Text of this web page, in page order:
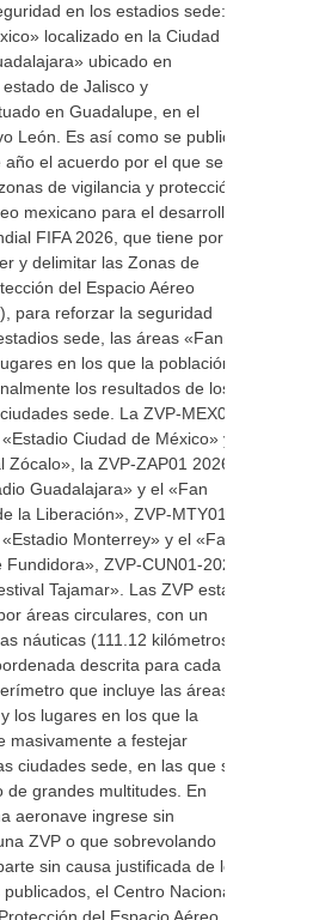
en los estadios sede:
localizado en la Ciudad
ubicado en
de Jalisco y
en Guadalupe, en el
León. Es así como se publicó
año el acuerdo por el que se
de vigilancia y protección
mexicano para el desarrollo
FIFA 2026, que tiene por
y delimitar las Zonas de
del Espacio Aéreo
para reforzar la seguridad
sede, las áreas «Fan
en los que la población
los resultados de los
sede. La ZVP-MEX01-
Ciudad de México» y
Zócalo», la ZVP-ZAP01 2026
Guadalajara» y el «Fan
la Liberación», ZVP-MTY01-
Monterrey» y el «Fan
ZVP-CUN01-2026
Tajamar». Las ZVP están
áreas circulares, con un
náuticas (111.12 kilómetros)
descrita para cada
que incluye las áreas
los lugares en los que la
masivamente a festejar
ciudades sede, en las que se
de grandes multitudes. En
aeronave ingrese sin
ZVP o que sobrevolando
sin causa justificada de los
el Centro Nacional